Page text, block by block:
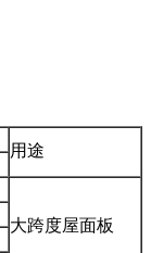
用途
大跨度屋面板